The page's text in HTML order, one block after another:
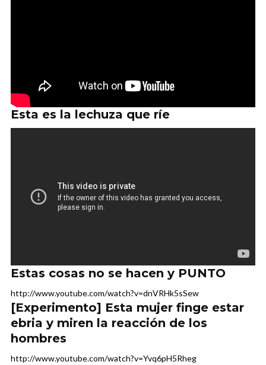
Esta es la lechuza que ríe
Estas cosas no se hacen y PUNTO
http://www.youtube.com/watch?v=dnVRHk5sSew
[Experimento] Esta mujer finge estar
ebria y miren la reacción de los
hombres
http://www.youtube.com/watch?v=Yvq6pH5Rheg